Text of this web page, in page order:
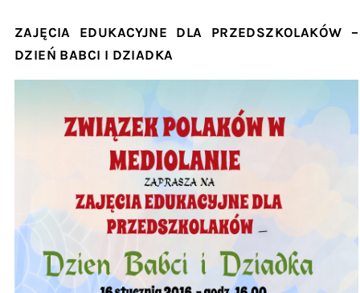
ZAJĘCIA EDUKACYJNE DLA PRZEDSZKOLAKÓW –
DZIEŃ BABCI I DZIADKA